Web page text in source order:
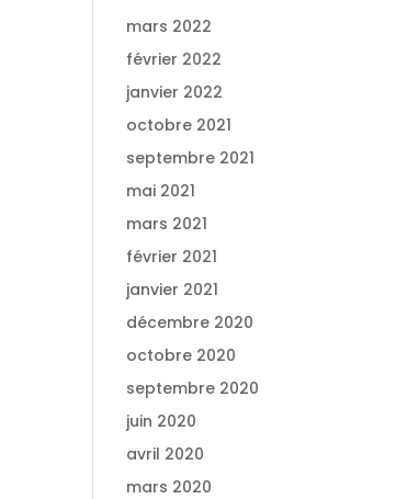
mars 2022
février 2022
janvier 2022
octobre 2021
septembre 2021
mai 2021
mars 2021
février 2021
janvier 2021
décembre 2020
octobre 2020
septembre 2020
juin 2020
avril 2020
mars 2020